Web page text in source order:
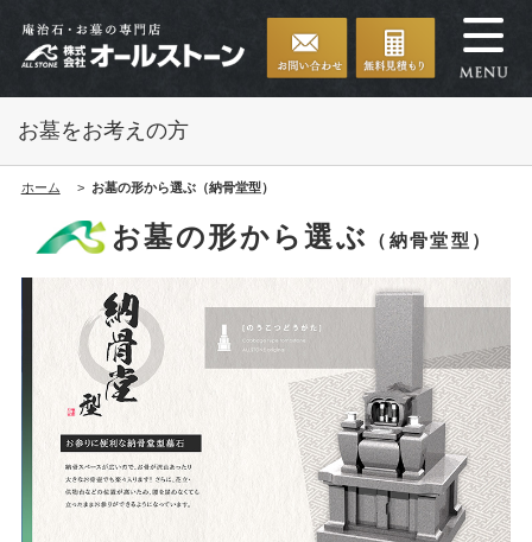
お墓をお考えの方
ホーム お墓の形から選ぶ（納骨堂型）
お墓の形から選ぶ （納骨堂型）